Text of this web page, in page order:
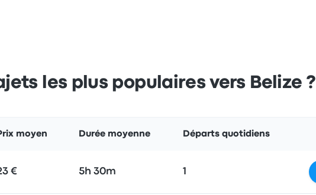
les plus populaires vers Belize ?
moyen Durée moyenne Départs quotidiens
€ 5h 30m 1